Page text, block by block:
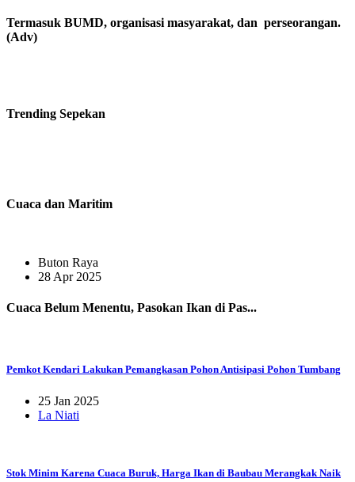
Termasuk BUMD, organisasi masyarakat, dan perseorangan.
(Adv)
Trending Sepekan
Cuaca dan Maritim
Buton Raya
28 Apr 2025
Cuaca Belum Menentu, Pasokan Ikan di Pas...
Pemkot Kendari Lakukan Pemangkasan Pohon Antisipasi Pohon Tumbang
25 Jan 2025
La Niati
Stok Minim Karena Cuaca Buruk, Harga Ikan di Baubau Merangkak Naik